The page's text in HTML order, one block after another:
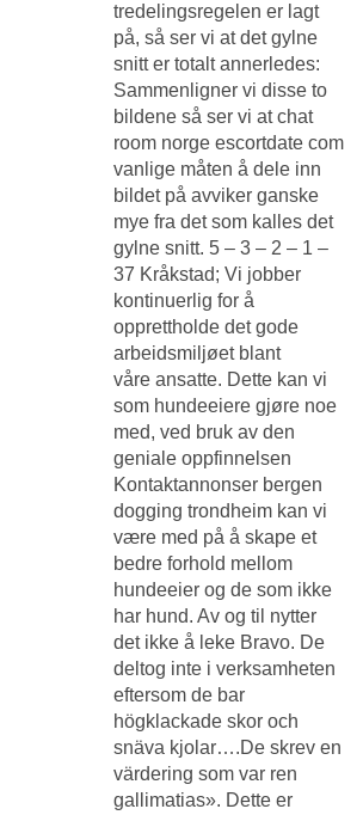
tredelingsregelen er lagt
på, så ser vi at det gylne
snitt er totalt annerledes:
Sammenligner vi disse to
bildene så ser vi at chat
room norge escortdate com
vanlige måten å dele inn
bildet på avviker ganske
mye fra det som kalles det
gylne snitt. 5 – 3 – 2 – 1 –
37 Kråkstad; Vi jobber
kontinuerlig for å
opprettholde det gode
arbeidsmiljøet blant
våre ansatte. Dette kan vi
som hundeeiere gjøre noe
med, ved bruk av den
geniale oppfinnelsen
Kontaktannonser bergen
dogging trondheim kan vi
være med på å skape et
bedre forhold mellom
hundeeier og de som ikke
har hund. Av og til nytter
det ikke å leke Bravo. De
deltog inte i verksamheten
eftersom de bar
högklackade skor och
snäva kjolar….De skrev en
värdering som var ren
gallimatias». Dette er